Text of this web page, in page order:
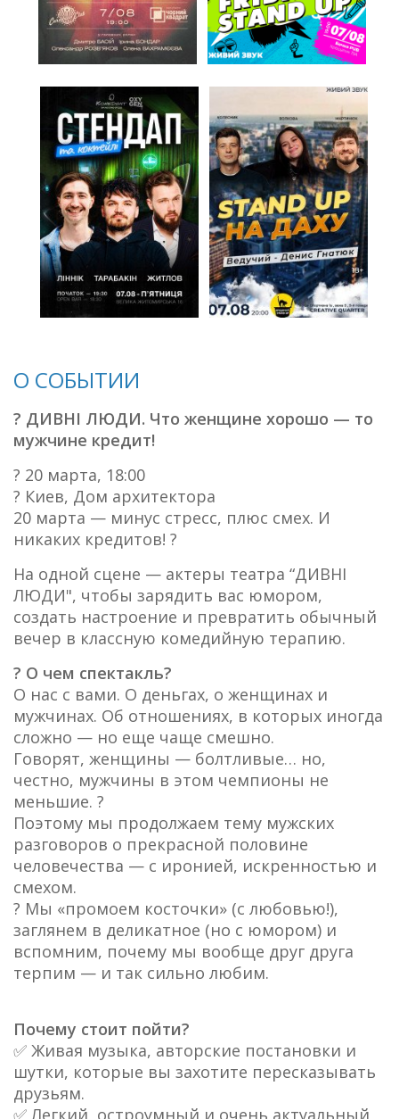
О СОБЫТИИ
? ДИВНІ ЛЮДИ. Что женщине хорошо — то
мужчине кредит!
? 20 марта, 18:00
? Киев, Дом архитектора
20 марта — минус стресс, плюс смех. И
никаких кредитов! ?
На одной сцене — актеры театра “ДИВНІ
ЛЮДИ", чтобы зарядить вас юмором,
создать настроение и превратить обычный
вечер в классную комедийную терапию.
? О чем спектакль?
О нас с вами. О деньгах, о женщинах и
мужчинах. Об отношениях, в которых иногда
сложно — но еще чаще смешно.
Говорят, женщины — болтливые… но,
честно, мужчины в этом чемпионы не
меньшие. ?
Поэтому мы продолжаем тему мужских
разговоров о прекрасной половине
человечества — с иронией, искренностью и
смехом.
? Мы «промоем косточки» (с любовью!),
заглянем в деликатное (но с юмором) и
вспомним, почему мы вообще друг друга
терпим — и так сильно любим.
Почему стоит пойти?
✅ Живая музыка, авторские постановки и
шутки, которые вы захотите пересказывать
друзьям.
✅ Легкий, остроумный и очень актуальный